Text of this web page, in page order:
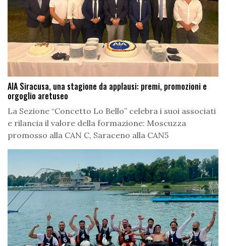
AIA Siracusa, una stagione da applausi: premi, promozioni e
orgoglio aretuseo
La Sezione “Concetto Lo Bello” celebra i suoi associati
e rilancia il valore della formazione: Moscuzza
promosso alla CAN C, Saraceno alla CAN5